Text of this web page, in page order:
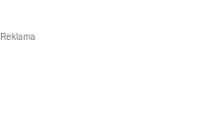
Reklama